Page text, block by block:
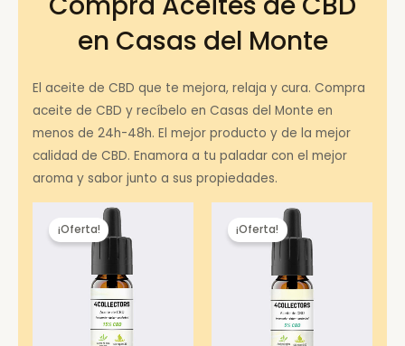
en Casas del Monte
El aceite de CBD que te mejora, relaja y cura. Compra
aceite de CBD y recíbelo en Casas del Monte en
menos de 24h-48h. El mejor producto y de la mejor
calidad de CBD. Enamora a tu paladar con el mejor
aroma y sabor junto a sus propiedades.
¡Oferta! ¡Oferta!